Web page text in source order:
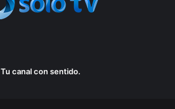
Tu canal con sentido.